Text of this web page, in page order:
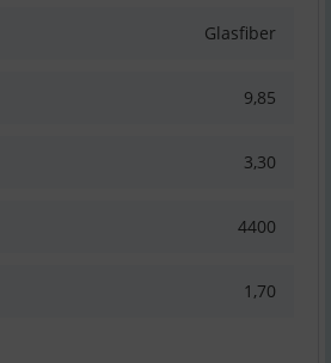
Glasfiber
9,85
3,30
4400
1,70